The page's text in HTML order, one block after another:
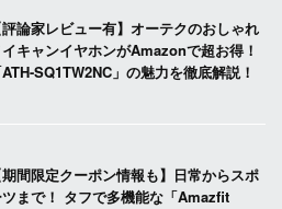
評論家レビュー有】オーテクのおしゃれ
イキャンイヤホンがAmazonで超お得！
ATH-SQ1TW2NC」の魅力を徹底解説！
期間限定クーポン情報も】日常からスポ
ツまで！ タフで多機能な「Amazfit